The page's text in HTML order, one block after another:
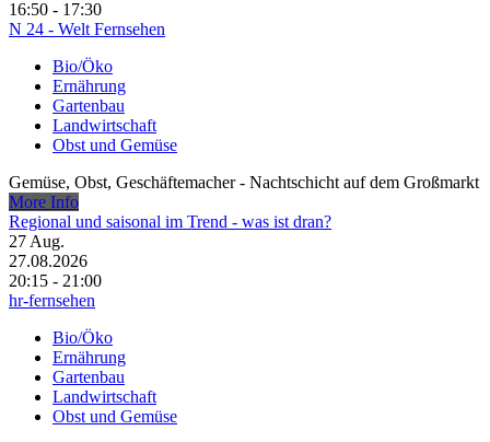
16:50 - 17:30
N 24 - Welt Fernsehen
Bio/Öko
Ernährung
Gartenbau
Landwirtschaft
Obst und Gemüse
Gemüse, Obst, Geschäftemacher - Nachtschicht auf dem Großmarkt
More Info
Regional und saisonal im Trend - was ist dran?
27 Aug.
27.08.2026
20:15 - 21:00
hr-fernsehen
Bio/Öko
Ernährung
Gartenbau
Landwirtschaft
Obst und Gemüse